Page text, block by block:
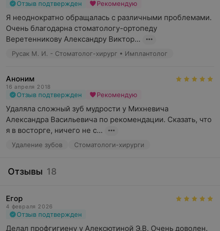
Отзыв подтвержден Рекомендую
Я неоднократно обращалась с различными проблемами.
Очень благодарна стоматологу-ортопеду
Веретенникову Александру Виктор...
Русак М. И. - Стоматолог-хирург • Имплантолог
Аноним
16 апреля 2018
Отзыв подтвержден Рекомендую
Удаляла сложный зуб мудрости у Михневича
Александра Васильевича по рекомендации. Сказать, что
я в восторге, ничего не с...
Удаление зубов Стоматологи-хирурги
Отзывы 18
Егор
4 февраля 2026
Отзыв подтвержден
Делал профгигиену у Алексютиной Э.В. Очень доволен.